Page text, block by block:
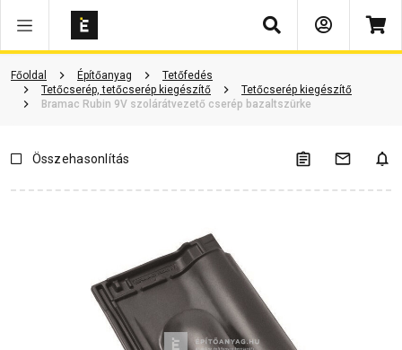
Keresés
Főoldal Építőanyag
Tetőfedés
Tetőcserép, tetőcserép kiegészítő
Tetőcserép kiegészítő
Bramac Rubin 9V szolárátvezető cserép bazaltszürke
Vásárlói vélemények Kérdések és válaszok Kapcsolódó cikkek
Összehasonlítás